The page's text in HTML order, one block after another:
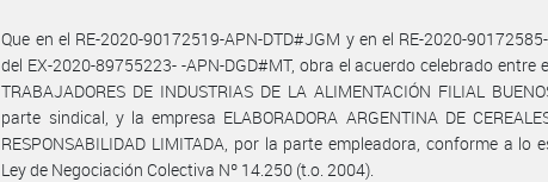
Que en el RE-2020-90172519-APN-DTD#JGM y en el RE-2020-
del EX-2020-89755223- -APN-DGD#MT, obra el acuerdo celebrado entre
TRABAJADORES DE INDUSTRIAS DE LA ALIMENTACIÓN FILIAL
parte sindical, y la empresa ELABORADORA ARGENTINA DE
RESPONSABILIDAD LIMITADA, por la parte empleadora, conforme a lo
Ley de Negociación Colectiva Nº 14.250 (t.o. 2004).